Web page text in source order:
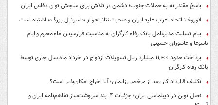
پاسخ مقتدرانه به حملات جنوب؛ دشمن در تلاش برای سنجش توان دفاعی ایران
لاوروف: اتحاد اعراب علیه ایران و صحبت نتانیاهو از «اسرائیل بزرگ» اشتباه است
پیام تسلیت مدیرعامل بانک رفاه کارگران به مناسبت فرارسیدن ماه محرم و ایام
تاسوعا و عاشورای حسینی
پرداخت حدود ۱۱,۰۰۰ میلیارد ریال تسهیلات ازدواج در خرداد ماه سال جاری توسط
بانک رفاه کارگران
تکلیف قرارداد کار بعد از مرخصی زایمان؛ آیا اخراج امکان‌پذیر است؟
فصل نوین در دیپلماسی ایران؛ جزئیات ۱۴ بند سرنوشت‌ساز تفاهم‌نامه ایران و